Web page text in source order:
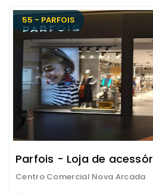
55 - PARFOIS
Parfois - Loja de
Centro Comercial Nova Arcada